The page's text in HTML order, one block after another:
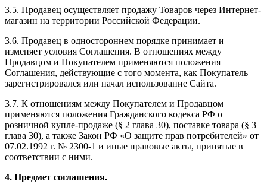
3.5. Продавец осуществляет продажу Товаров через Интернет-
магазин на территории Российской Федерации.
3.6. Продавец в одностороннем порядке принимает и
изменяет условия Соглашения. В отношениях между
Продавцом и Покупателем применяются положения
Соглашения, действующие с того момента, как Покупатель
зарегистрировался или начал использование Сайта.
3.7. К отношениям между Покупателем и Продавцом
применяются положения Гражданского кодекса РФ о
розничной купле-продаже (§ 2 глава 30), поставке товара (§ 3
глава 30), а также Закон РФ «О защите прав потребителей» от
07.02.1992 г. № 2300-1 и иные правовые акты, принятые в
соответствии с ними.
4. Предмет соглашения.